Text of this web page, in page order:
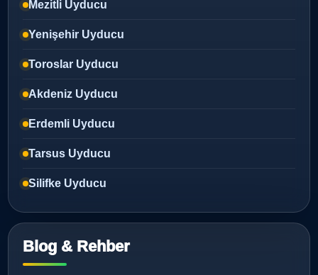
Mezitli Uyducu
Yenişehir Uyducu
Toroslar Uyducu
Akdeniz Uyducu
Erdemli Uyducu
Tarsus Uyducu
Silifke Uyducu
Blog & Rehber